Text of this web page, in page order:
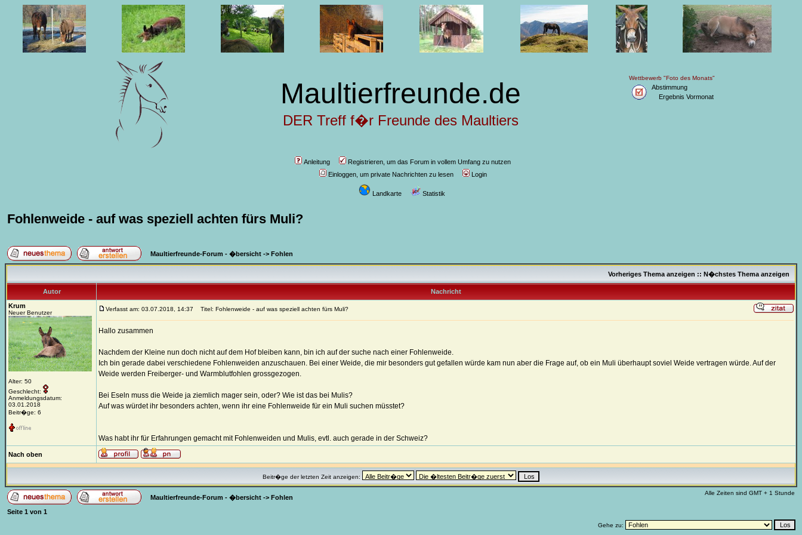
Maultierfreunde.de
DER Treff f�r Freunde des Maultiers
Wettbewerb "Foto des Monats"
Abstimmung
Ergebnis Vormonat
Anleitung
Registrieren, um das Forum in vollem Umfang zu nutzen
Einloggen, um private Nachrichten zu lesen
Login
Landkarte Statistik
Fohlenweide - auf was speziell achten fürs Muli?
Maultierfreunde-Forum - �bersicht -> Fohlen
Vorheriges Thema anzeigen :: N�chstes Thema anzeigen
Autor
Nachricht
Krum
Neuer Benutzer
Alter: 50
Geschlecht:
Anmeldungsdatum:
03.01.2018
Beitr�ge: 6
Verfasst am: 03.07.2018, 14:37 Titel: Fohlenweide - auf was speziell achten fürs Muli?
Hallo zusammen
Nachdem der Kleine nun doch nicht auf dem Hof bleiben kann, bin ich auf der suche nach einer Fohlenweide.
Ich bin gerade dabei verschiedene Fohlenweiden anzuschauen. Bei einer Weide, die mir besonders gut gefallen würde kam nun aber die Frage auf, ob ein Muli überhaupt soviel Weide vertragen würde. Auf der
Weide werden Freiberger- und Warmblutfohlen grossgezogen.
Bei Eseln muss die Weide ja ziemlich mager sein, oder? Wie ist das bei Mulis?
Auf was würdet ihr besonders achten, wenn ihr eine Fohlenweide für ein Muli suchen müsstet?
Was habt ihr für Erfahrungen gemacht mit Fohlenweiden und Mulis, evtl. auch gerade in der Schweiz?
Nach oben
Beitr�ge der letzten Zeit anzeigen:
Maultierfreunde-Forum - �bersicht -> Fohlen
Alle Zeiten sind GMT + 1 Stunde
Seite 1 von 1
Gehe zu: